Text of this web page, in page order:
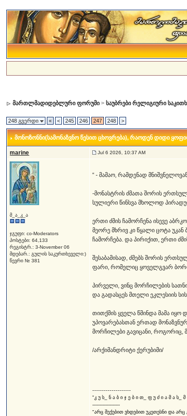
მართლმადიდებლური ფორუმი >საუბრები რელიგიური
248 გვერდი « < 245 246 247 248 >
მონოზონნი(სამონაზვნო წესით ცხოვრება), რაოდენ დიდი
marine Jul 6 2026, 10:37 AM
მ_ა_კ_ა
ჯგუფი: co-Moderators
პოსტები: 64,133
რეგისტრ.: 3-November 06
მდებარ.: გულის საკურთხეველი:)
წევრი № 381
“ - მამაო, რამდენად
-მონასტრის ძმათა შორის
სულიერი წინსვა მხოლოდ
ერთი ძმის ჩამორჩენა ისევე
მეორე მხრივ კი წყალი ცოტა
ჩამორჩება. და პირიქით, ერთი
შესაბამისად, ძმებს შორის
ფარი, რომელიც ყოველგვარ
პირველი, ვინც მორჩილების
და გადასცეს მთელი ეკლესიის
თითქმის ყველა წმინდა მამა იყო
უპოვარებასთან ერთად
მორჩილები გავიცანი, როგორიც,
/არქიმანდრიტი ქერუბიმი/
--------------------
"კ უ ს_ ნ ა ბ ი ჯ ე ბ ი თ_ ფ უ ძ ი ა მ ა ს_ მ
-------------------
"არც შექებით ვხდებით უკეთესნი და